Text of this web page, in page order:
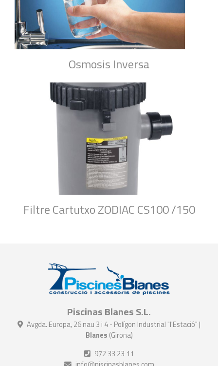
Osmosis Inversa
Filtre Cartutxo ZODIAC CS100 /150
Piscinas Blanes S.L.
Avgda. Europa, 26 nau 3 i 4 - Polígon Industrial "l'Estació" |
Blanes (Girona)
972 33 23 11